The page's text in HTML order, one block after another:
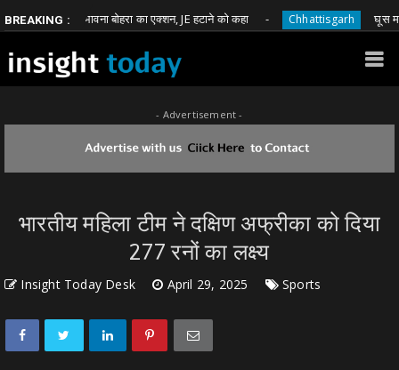
BREAKING :भावना बोहरा का एक्शन, JE हटाने को कहा Chhattisgarh घूस मांगने वाले
- Advertisement -
भारतीय महिला टीम ने दक्षिण अफ्रीका को दिया
277 रनों का लक्ष्य
Insight Today Desk April 29, 2025 Sports